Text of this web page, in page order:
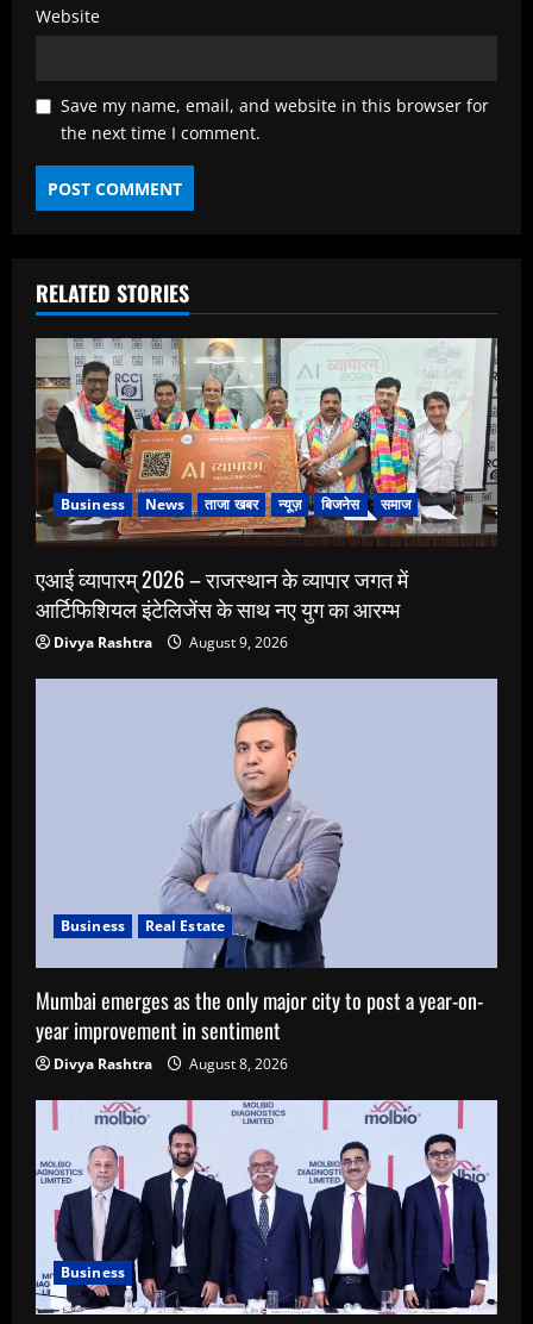
Website
Save my name, email, and website in this browser for
the next time I comment.
RELATED STORIES
Business News ताजा खबर न्यूज़ बिजनेस समाज
एआई व्यापारम् 2026 – राजस्थान के व्यापार जगत में
आर्टिफिशियल इंटेलिजेंस के साथ नए युग का आरम्भ
Divya Rashtra August 9, 2026
Business Real Estate
Mumbai emerges as the only major city to post a year-on-
year improvement in sentiment
Divya Rashtra August 8, 2026
Business